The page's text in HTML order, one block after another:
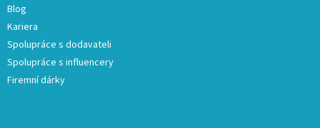
Blog
Kariera
Spolupráce s dodavateli
Spolupráce s influencery
Firemní dárky